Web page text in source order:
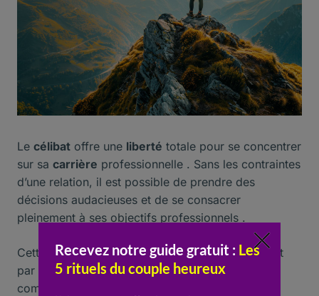
Le célibat offre une liberté totale pour se concentrer
sur sa carrière professionnelle . Sans les contraintes
d’une relation, il est possible de prendre des
décisions audacieuses et de se consacrer
pleinement à ses objectifs professionnels .
Cette période de croissance personnellepermet
par ailleurs de développer de nouvelles
compétences et d’explorer de nouvelles